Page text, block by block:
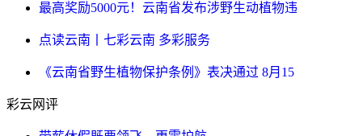
最高奖励5000元！云南省发布涉野生动植物违
点读云南丨七彩云南 多彩服务
《云南省野生植物保护条例》表决通过 8月15
彩云网评